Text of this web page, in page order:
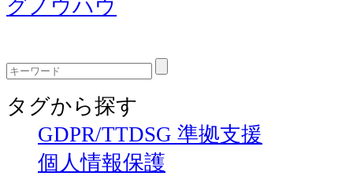
グノウハウ
タグから探す
GDPR/TTDSG 準拠支援
個人情報保護